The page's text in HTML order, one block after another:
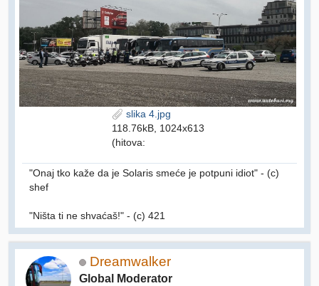
slika 4.jpg
118.76kB, 1024x613
(hitova:
"Onaj tko kaže da je Solaris smeće je potpuni idiot" - (c)
shef
"Ništa ti ne shvaćaš!" - (c) 421
Dreamwalker
Global Moderator